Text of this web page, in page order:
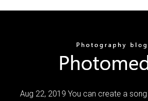
Aug 22, 2019 You can create a